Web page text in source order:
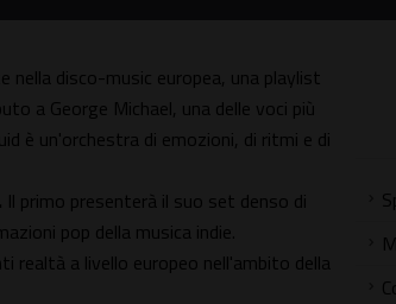
nella disco-music europea, una playlist
a George Michael, una delle voci più
è un'orchestra di emozioni, di ritmi e di
Il primo presenterà il suo set denso di
pop della musica indie.
realtà a livello europeo nell'ambito della